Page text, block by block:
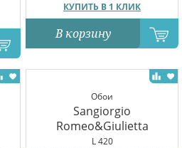
КУПИТЬ В 1 КЛИК
В корзину
Обои
Sangiorgio
Romeo&Giulietta
L 420